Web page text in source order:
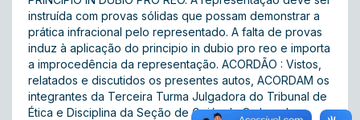
instruída com provas sólidas que possam demonstrar a
prática infracional pelo representado. A falta de provas
induz à aplicação do principio in dubio pro reo e importa
a improcedência da representação. ACORDÃO : Vistos,
relatados e discutidos os presentes autos, ACORDAM os
integrantes da Terceira Turma Julgadora do Tribunal de
Ética e Disciplina da Seção de Goiás da Ordem dos